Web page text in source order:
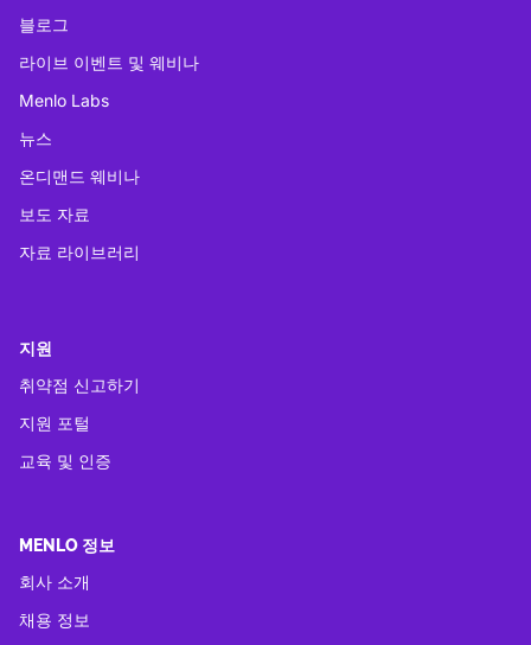
블로그
라이브 이벤트 및 웨비나
Menlo Labs
뉴스
온디맨드 웨비나
보도 자료
자료 라이브러리
지원
취약점 신고하기
지원 포털
교육 및 인증
MENLO 정보
회사 소개
채용 정보